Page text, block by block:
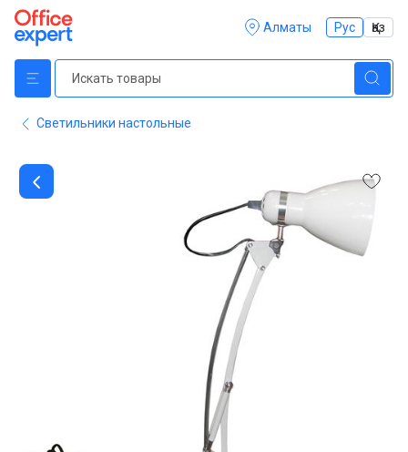
Алматы Рус Қаз
Светильники настольные